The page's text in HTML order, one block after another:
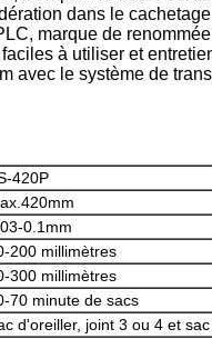
dans le
marque de
à utiliser et
avec le système de
420P
0.1mm
200 millimètres
300 millimètres
70 minute de sacs
d'oreiller, joint 3 ou 4 et